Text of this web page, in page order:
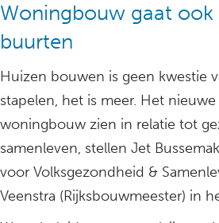
Woningbouw gaat ook
buurten
Huizen bouwen is geen kwestie
stapelen, het is meer. Het
woningbouw zien in relatie tot
samenleven, stellen Jet
voor Volksgezondheid &
Veenstra (Rijksbouwmeester) in